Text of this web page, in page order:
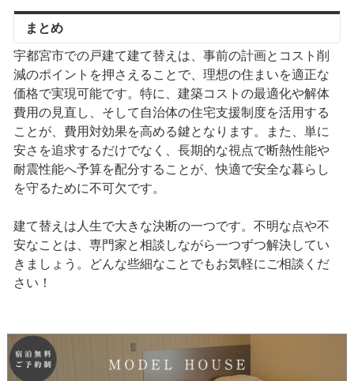
まとめ
宇都宮市での戸建て建て替えは、事前の計画とコスト削
減のポイントを押さえることで、理想の住まいを適正な
価格で実現可能です。特に、建築コストの最適化や解体
費用の見直し、そして自治体の住宅支援制度を活用する
ことが、費用対効果を高める鍵となります。また、単に
安さを追求するだけでなく、長期的な視点で断熱性能や
耐震性能へ予算を配分することが、快適で安全な暮らし
を守るために不可欠です。
建て替えは人生で大きな決断の一つです。不明な点や不
安なことは、専門家と相談しながら一つずつ解決してい
きましょう。どんな些細なことでもお気軽にご相談くだ
さい！